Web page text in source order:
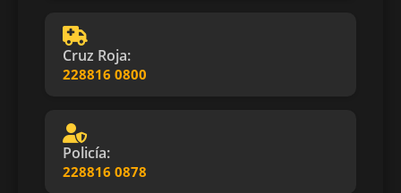
Cruz Roja:
228816 0800
Policía:
228816 0878